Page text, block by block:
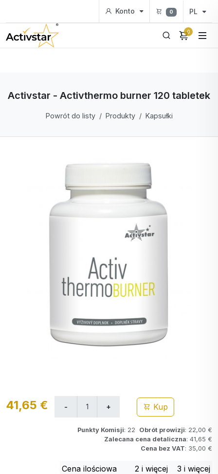
Konto 0 PL
0
Activstar - Activthermo burner 120 tabletek
Powrót do listy Produkty Kapsułki
41,65 € Kup
Punkty Komisji: 22 Obrót prowizji: 22,00 €
Zalecana cena detaliczna: 41,65 €
Cena bez VAT: 35,00 €
Cena ilościowa 2 i więcej
3 i więcej